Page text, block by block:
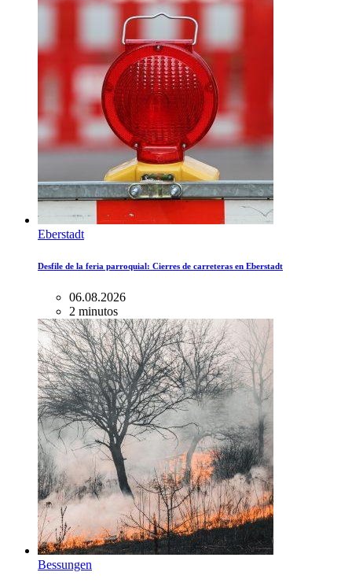
Eberstadt
Desfile de la feria parroquial: Cierres de carreteras en Eberstadt
06.08.2026
2 minutos
Bessungen